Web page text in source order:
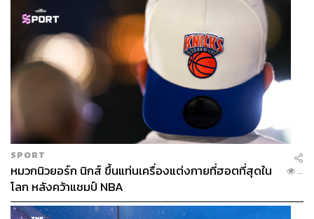
SPORT
หมวกนิวยอร์ก นิกส์ ขึ้นแท่นเครื่องแต่งกายที่ฮอตที่สุดใน
โลก หลังคว้าแชมป์ NBA
...